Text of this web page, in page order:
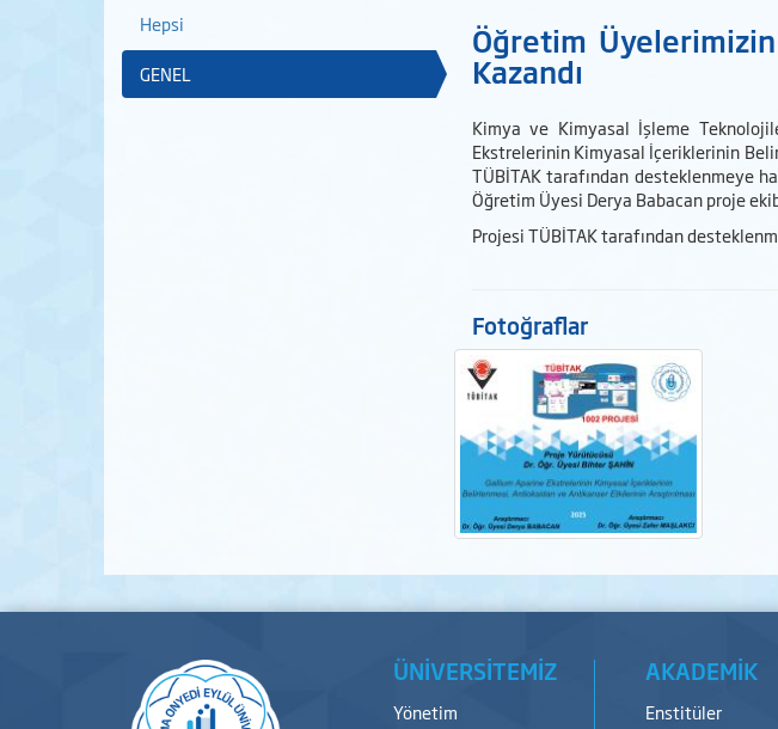
Hepsi
GENEL
Öğretim
Kazandı
Kimya ve Kimyasal İşleme
Ekstrelerinin Kimyasal İçeriklerinin
TÜBİTAK tarafından desteklenmeye
Öğretim Üyesi Derya Babacan proje
Projesi TÜBİTAK tarafından
Fotoğraflar
ÜNİVERSİTEMİZ
Yönetim
AKADEMİK
Enstitüler